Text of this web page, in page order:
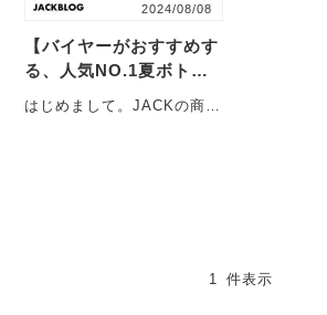
2024/08/08
【バイヤーがおすすめす
る、人気NO.1夏ボト
はじめまして。JACKの商品
1 件表示